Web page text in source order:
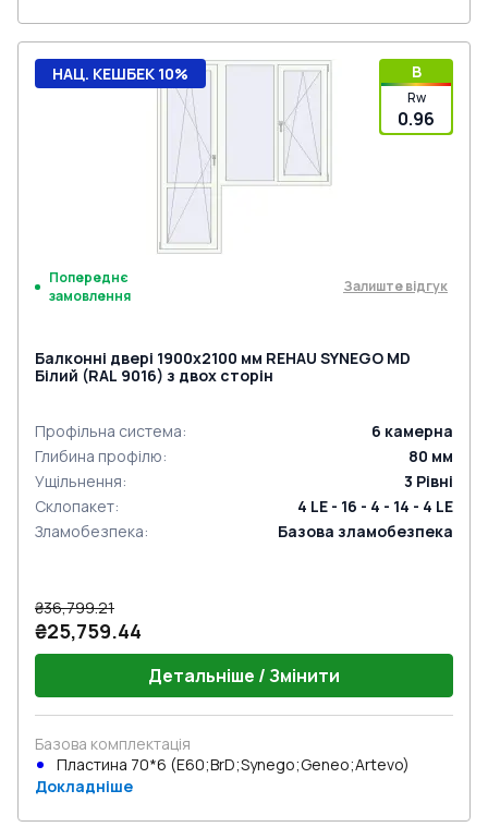
B
Rw
0.96
НАЦ. КЕШБЕК 10%
Попереднє
замовлення
Залиште відгук
Балконні двері 1900x2100 мм REHAU SYNEGO MD
Білий (RAL 9016) з двох сторін
Профільна система: 6 камерна
Глибина профілю: 80 мм
Ущільнення: 3 Рівні
Склопакет:
4 LE - 16 - 4 - 14 - 4 LE
Зламобезпека: Базова зламобезпека
₴36,799.21
₴25,759.44
Детальніше / Змінити
Базова комплектація
Пластина 70*6 (E60;BrD;Synego;Geneo;Artevo)
Докладніше